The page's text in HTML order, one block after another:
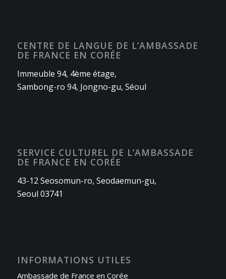
CENTRE DE LANGUE DE L’AMBASSADE
DE FRANCE EN CORÉE
Immeuble 94, 4ème étage,
Sambong-ro 94, Jongno-gu, Séoul
SERVICE CULTUREL DE L’AMBASSADE
DE FRANCE EN CORÉE
43-12 Seosomun-ro, Seodaemun-gu,
Seoul 03741
INFORMATIONS UTILES
Ambassade de France en Corée